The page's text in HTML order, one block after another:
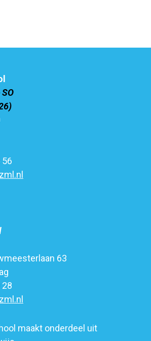
56
63
28
maakt onderdeel uit